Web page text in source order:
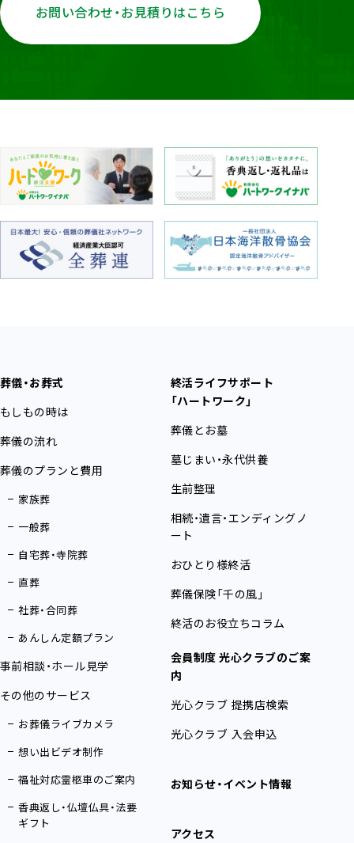
お問い合わせ・お見積りはこちら
葬儀・お葬式
もしもの時は
葬儀の流れ
葬儀のプランと費用
家族葬
一般葬
自宅葬・寺院葬
直葬
社葬・合同葬
あんしん定額プラン
事前相談・ホール見学
その他のサービス
お葬儀ライブカメラ
想い出ビデオ制作
福祉対応霊柩車のご案内
香典返し・仏壇仏具・法要
ギフト
終活ライフサポート
「ハートワーク」
葬儀とお墓
墓じまい・永代供養
生前整理
相続・遺言・エンディングノ
ート
おひとり様終活
葬儀保険「千の風」
終活のお役立ちコラム
会員制度 光心クラブのご案
内
光心クラブ 提携店検索
光心クラブ 入会申込
お知らせ・イベント情報
アクセス